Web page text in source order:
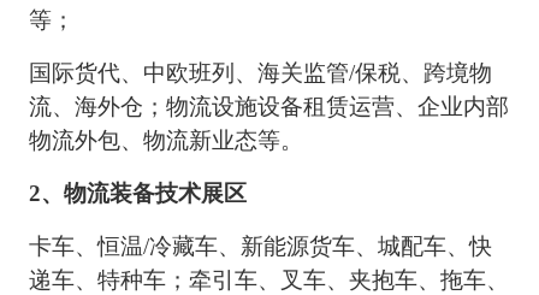
等；
国际货代、中欧班列、海关监管/保税、跨境物
流、海外仓；物流设施设备租赁运营、企业内部
物流外包、物流新业态等。
2、物流装备技术展区
卡车、恒温/冷藏车、新能源货车、城配车、快
递车、特种车；牵引车、叉车、夹抱车、拖车、